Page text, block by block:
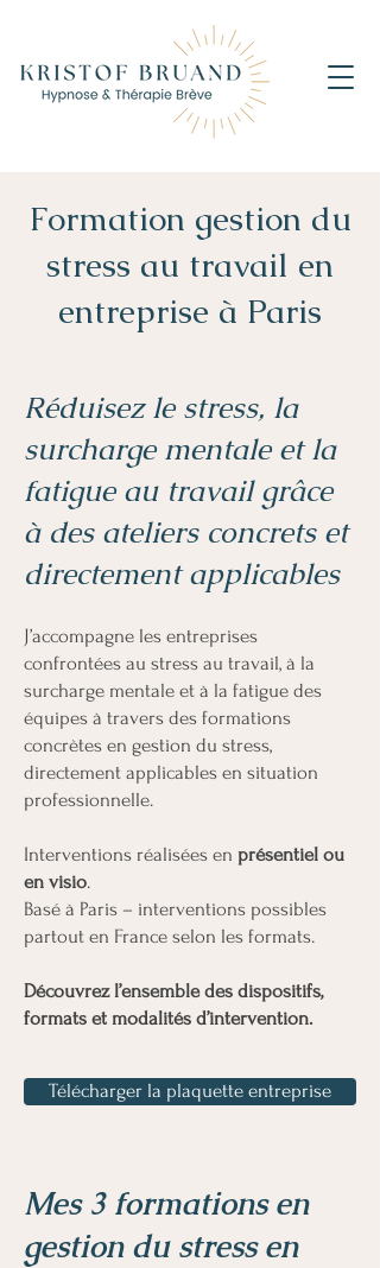
Formation gestion du
stress au travail en
entreprise à Paris
Réduisez le stress, la
surcharge mentale et la
fatigue au travail grâce
à des ateliers concrets et
directement applicables
J’accompagne les entreprises
confrontées au stress au travail, à la
surcharge mentale et à la fatigue des
équipes à travers des formations
concrètes en gestion du stress,
directement applicables en situation
professionnelle.
Interventions réalisées en présentiel ou
en visio.
Basé à Paris – interventions possibles
partout en France selon les formats.
Découvrez l’ensemble des dispositifs,
formats et modalités d’intervention.
Télécharger la plaquette entreprise
Mes 3 formations en
gestion du stress en